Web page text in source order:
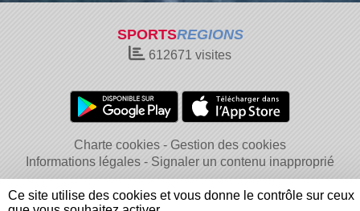
SPORTSREGIONS
612671 visites
Charte cookies
Gestion des cookies
Informations légales
Signaler un contenu inapproprié
Ce site utilise des cookies et vous donne le contrôle sur ceux